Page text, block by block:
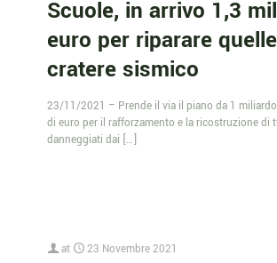
Scuole, in arrivo 1,3
euro per riparare
cratere sismico
23/11/2021 – Prende il via il piano da 1
di euro per il rafforzamento e la ricostruzione di
danneggiati dai […]
at 23 Novembre 2021